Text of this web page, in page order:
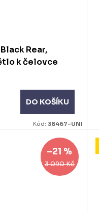
Rear,
k čelovce
DO KOŠÍKU
Kód: 38467-UNI
3 090 Kč
–21 %